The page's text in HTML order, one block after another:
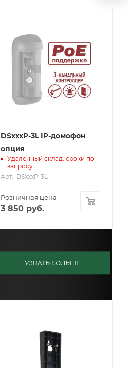
DSxxxP-3L IP-домофон
опция
Удаленный склад: сроки по
запросу
Арт.: DSxxxP-3L
Розничная цена
3 850руб.